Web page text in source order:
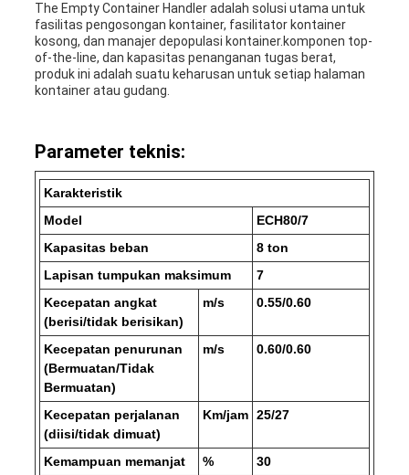
The Empty Container Handler adalah solusi utama untuk
fasilitas pengosongan kontainer, fasilitator kontainer
kosong, dan manajer depopulasi kontainer.komponen top-
of-the-line, dan kapasitas penanganan tugas berat,
produk ini adalah suatu keharusan untuk setiap halaman
kontainer atau gudang.
Parameter teknis:
Karakteristik
Model
ECH80/7
Kapasitas beban
8 ton
Lapisan tumpukan maksimum
7
Kecepatan angkat
(berisi/tidak berisikan)
m/s 0.55/0.60
Kecepatan penurunan
(Bermuatan/Tidak
Bermuatan)
m/s 0.60/0.60
Kecepatan perjalanan
(diisi/tidak dimuat)
Km/jam 25/27
Kemampuan memanjat %
30